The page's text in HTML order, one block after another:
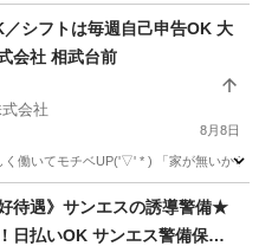
シフトは毎週自己申告OK 大
会社 相武台前
会社
8月8日
く働いてモチベUP('▽' * ) 「家が無いか
員待遇》サンエスの誘導警備★
日払いOK サンエス警備保障